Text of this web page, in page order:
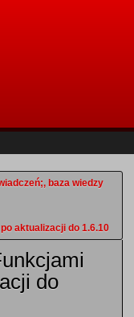
baza wiedzy
aktualizacji do 1.6.10
do